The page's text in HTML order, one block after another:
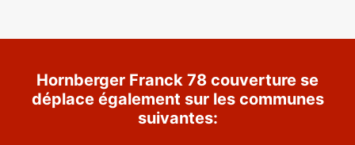
Hornberger Franck 78 couverture se
déplace également sur les communes
suivantes: